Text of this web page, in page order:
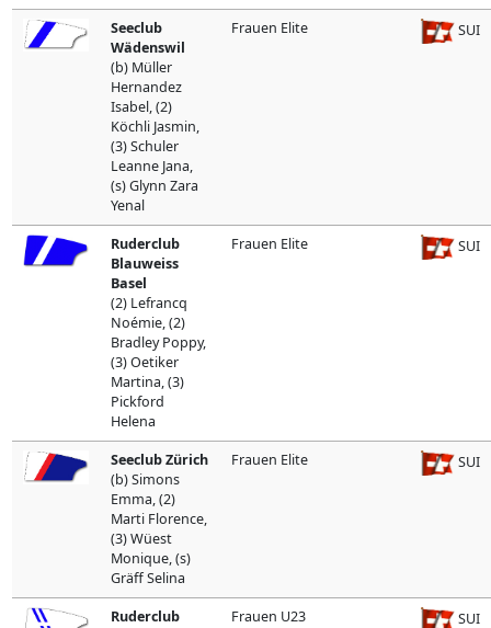
Seeclub
Wädenswil
(b) Müller
Hernandez
Isabel, (2)
Köchli Jasmin,
(3) Schuler
Leanne Jana,
(s) Glynn Zara
Yenal
Frauen Elite SUI
Ruderclub
Blauweiss
Basel
(2) Lefrancq
Noémie, (2)
Bradley Poppy,
(3) Oetiker
Martina, (3)
Pickford
Helena
Frauen Elite SUI
Seeclub Zürich
(b) Simons
Emma, (2)
Marti Florence,
(3) Wüest
Monique, (s)
Gräff Selina
Frauen Elite SUI
Ruderclub
Frauen U23 SUI